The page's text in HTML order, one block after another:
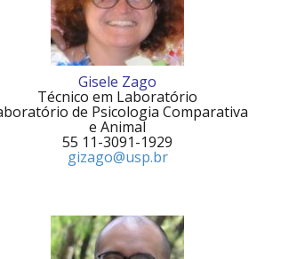
Gisele Zago
Técnico em Laboratório
de Psicologia Comparativa
e Animal
55 11-3091-1929
gizago@usp.br